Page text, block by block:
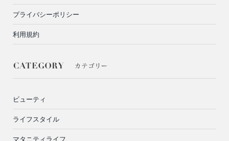
プライバシーポリシー
利用規約
ビューティ
ライフスタイル
マタニティライフ